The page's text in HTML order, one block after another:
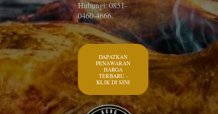
Hubungi: 0851-
0460-4666.
DAPATKAN
PENAWARAN
HARGA
TERBARU -
KLIK DI SINI